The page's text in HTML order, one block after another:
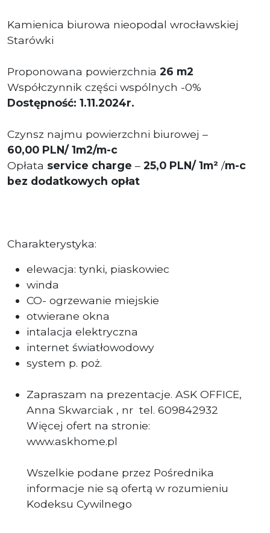
Kamienica biurowa nieopodal wrocławskiej
Starówki
Proponowana powierzchnia 26 m2
Współczynnik części wspólnych -0%
Dostępność: 1.11.2024r.
Czynsz najmu powierzchni biurowej –
60,00 PLN/ 1m2/m-c
Opłata service charge – 25,0 PLN/ 1m² /m-c
bez dodatkowych opłat
Charakterystyka:
elewacja: tynki, piaskowiec
winda
CO- ogrzewanie miejskie
otwierane okna
intalacja elektryczna
internet światłowodowy
system p. poż.
Zapraszam na prezentacje. ASK OFFICE,
Anna Skwarciak , nr tel. 609842932
Więcej ofert na stronie:
www.askhome.pl
Wszelkie podane przez Pośrednika
informacje nie są ofertą w rozumieniu
Kodeksu Cywilnego